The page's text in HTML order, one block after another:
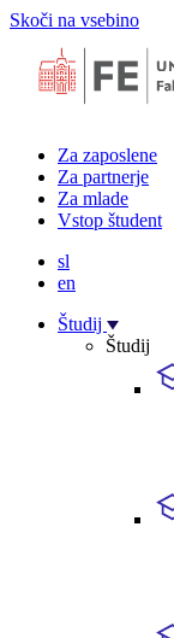
Skoči na vsebino
Za zaposlene
Za partnerje
Za mlade
Vstop študent
sl
en
Študij
Študij